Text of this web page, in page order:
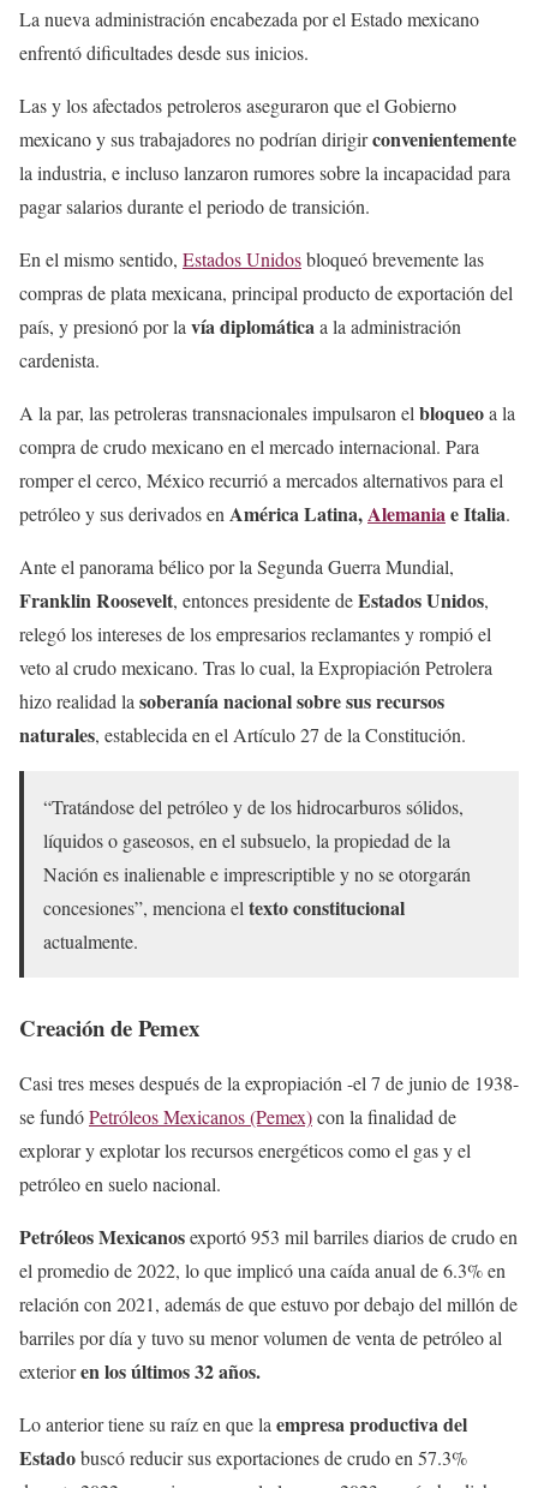
La nueva administración encabezada por el Estado mexicano
enfrentó dificultades desde sus inicios.
Las y los afectados petroleros aseguraron que el Gobierno
mexicano y sus trabajadores no podrían dirigirconvenientemente
la industria, e incluso lanzaron rumores sobre la incapacidad para
pagar salarios durante el periodo de transición.
En el mismo sentido, Estados Unidosbloqueó brevemente las
compras de plata mexicana, principal producto de exportación del
país, y presionó por la vía diplomáticaa la administración
cardenista.
A la par, las petroleras transnacionales impulsaron el bloqueoa la
compra de crudo mexicano en el mercado internacional. Para
romper el cerco, México recurrió a mercados alternativos para el
petróleo y sus derivados en América Latina,Alemaniae Italia.
Ante el panorama bélico por la Segunda Guerra Mundial,
Franklin Roosevelt, entonces presidente deEstados Unidos,
relegó los intereses de los empresarios reclamantes y rompió el
veto al crudo mexicano. Tras lo cual, la Expropiación Petrolera
hizo realidad la soberanía nacional sobre sus recursos
naturales, establecida en el Artículo 27 de la Constitución.
“Tratándose del petróleo y de los hidrocarburos sólidos,
líquidos o gaseosos, en el subsuelo, la propiedad de la
Nación es inalienable e imprescriptible y no se otorgarán
concesiones”, menciona el texto constitucional
actualmente.
Creación de Pemex
Casi tres meses después de la expropiación -el 7 de junio de 1938-
se fundóPetróleos Mexicanos (Pemex)con la finalidad de
explorar y explotar los recursos energéticos como el gas y el
petróleo en suelo nacional.
Petróleos Mexicanosexportó 953 mil barriles diarios de crudo en
el promedio de 2022, lo que implicó una caída anual de 6.3% en
relación con 2021, además de que estuvo por debajo del millón de
barriles por día y tuvo su menor volumen de venta de petróleo al
exterioren los últimos 32 años.
Lo anterior tiene su raíz en que laempresa productiva del
Estadobuscó reducir sus exportaciones de crudo en 57.3%